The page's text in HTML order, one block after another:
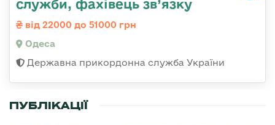
служби, фахівець зв’язку
від 22000 до 51000 грн
Одеса
Державна прикордонна служба України
ПУБЛІКАЦІЇ